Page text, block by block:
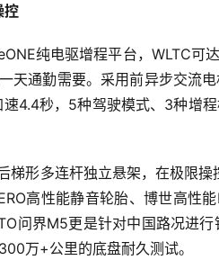
控
纯电驱增程平台，WLTC可
天通勤需要。采用前异步交流
4.4秒，5种驾驶模式、3种增
形多连杆独立悬架，在极限操
高性能静音轮胎、博世高性
问界M5更是针对中国路况进
万+公里的底盘耐久测试。